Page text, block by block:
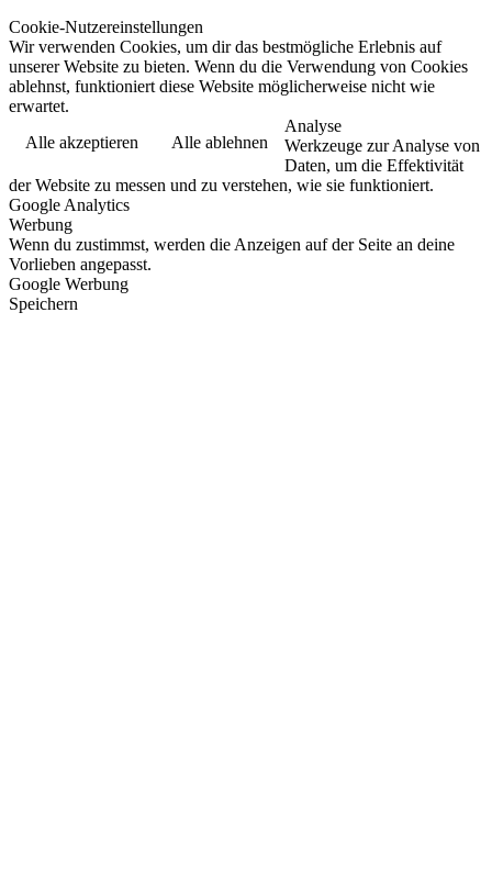
Cookie-Nutzereinstellungen
Wir verwenden Cookies, um dir das bestmögliche Erlebnis auf
unserer Website zu bieten. Wenn du die Verwendung von Cookies
ablehnst, funktioniert diese Website möglicherweise nicht wie
erwartet.
Alle akzeptieren
Alle ablehnen
Analyse
Werkzeuge zur Analyse von
Daten, um die Effektivität
der Website zu messen und zu verstehen, wie sie funktioniert.
Google Analytics
Werbung
Wenn du zustimmst, werden die Anzeigen auf der Seite an deine
Vorlieben angepasst.
Google Werbung
Speichern